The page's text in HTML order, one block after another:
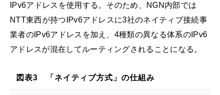
IPv6アドレスを使用する。そのため、NGN内部では
NTT東西が持つIPv6アドレスに3社のネイティブ接続事
業者のIPv6アドレスを加え、4種類の異なる体系のIPv6
アドレスが混在してルーティングされることになる。
図表3 「ネイティブ方式」の仕組み